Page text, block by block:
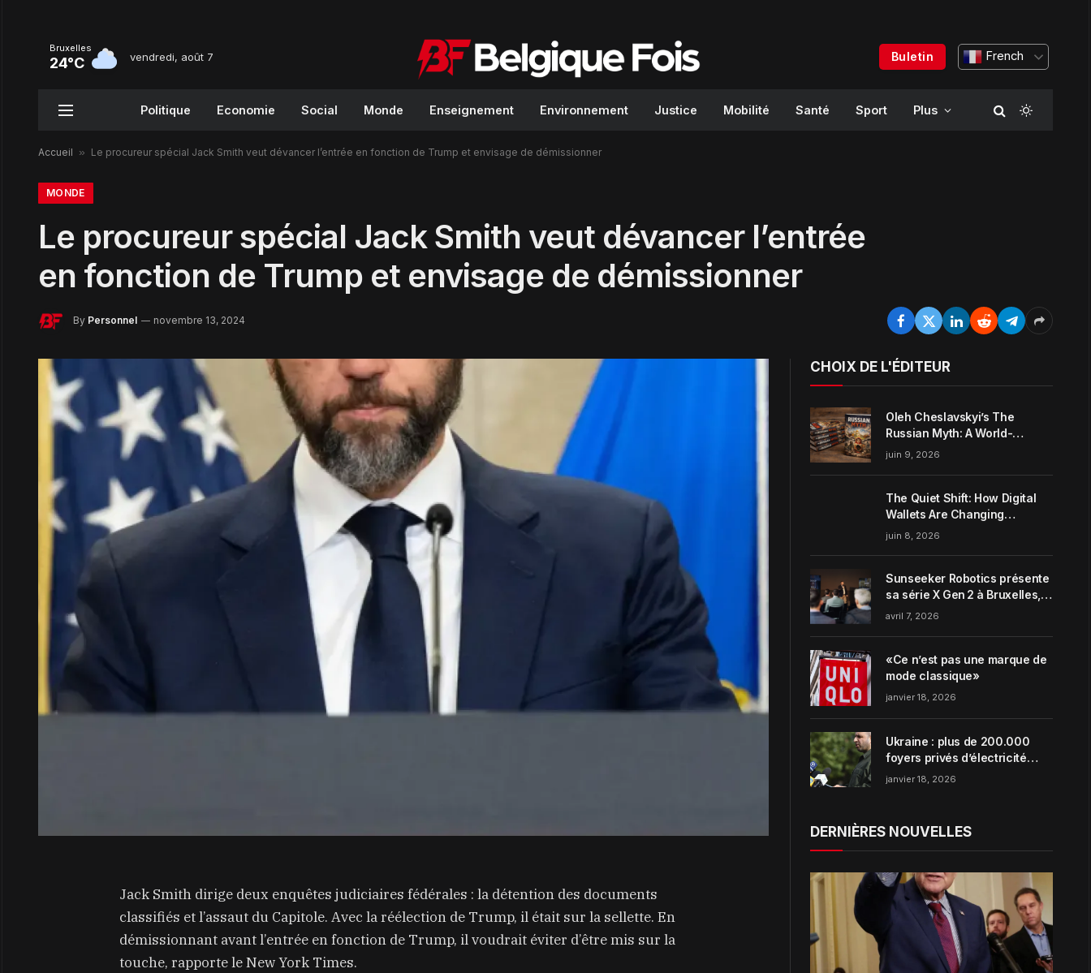
Bruxelles
24°C vendredi, août 7 Buletin French
Politique Economie Social Monde Enseignement Environnement Justice Mobilité Santé Sport Plus
Accueil » Le procureur spécial Jack Smith veut dévancer l’entrée en fonction de Trump et envisage de démissionner
MONDE
Le procureur spécial Jack Smith veut dévancer l’entrée
en fonction de Trump et envisage de démissionner
By Personnel novembre 13, 2024
Jack Smith dirige deux enquêtes judiciaires fédérales : la détention des documents
classifiés et l’assaut du Capitole. Avec la réélection de Trump, il était sur la sellette. En
démissionnant avant l’entrée en fonction de Trump, il voudrait éviter d’être mis sur la
touche, rapporte le New York Times.
CHOIX DE L'ÉDITEUR
Oleh Cheslavskyi’s The
Russian Myth: A World-
Systems Analysis of
juin 9, 2026
The Quiet Shift: How Digital
Wallets Are Changing
Everyday Money Habits in the
juin 8, 2026
Sunseeker Robotics présente
sa série X Gen 2 à Bruxelles,
incarnant parfaitement le
avril 7, 2026
«Ce n’est pas une marque de
mode classique»
janvier 18, 2026
Ukraine : plus de 200.000
foyers privés d’électricité
dans la région de Zaporijjia
janvier 18, 2026
DERNIÈRES NOUVELLES